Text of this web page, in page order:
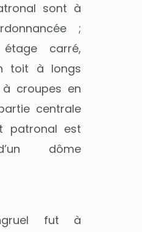
sont à
;
carré,
toit à longs
croupes en
centrale
patronal est
dôme
fut à